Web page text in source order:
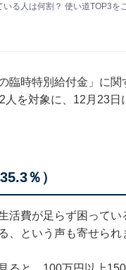
る人は何割？ 使い道TOP3を
臨時特別給付金」に
を対象に、12月23日
％）
活費が足らず困って
、という声も寄せられ